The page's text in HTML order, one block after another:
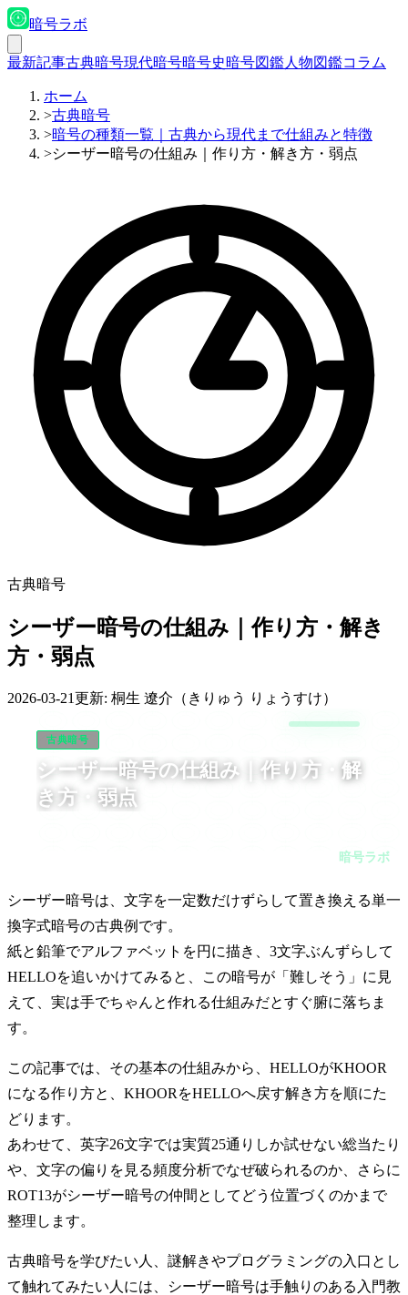
暗号ラボ
最新記事古典暗号現代暗号暗号史暗号図鑑人物図鑑コラム
ホーム
>古典暗号
>暗号の種類一覧｜古典から現代まで仕組みと特徴
>シーザー暗号の仕組み｜作り方・解き方・弱点
古典暗号
シーザー暗号の仕組み｜作り方・解き
方・弱点
2026-03-21更新: 桐生 遼介（きりゅう りょうすけ）
古典暗号
シーザー暗号の仕組み｜作り方・解
き方・弱点
き、3文字ぶんずらしてHELLOを追いかけてみると、この暗号
すぐ腑に落ちます。
暗号ラボ
シーザー暗号は、文字を一定数だけずらして置き換える単一
換字式暗号の古典例です。
紙と鉛筆でアルファベットを円に描き、3文字ぶんずらして
HELLOを追いかけてみると、この暗号が「難しそう」に見
えて、実は手でちゃんと作れる仕組みだとすぐ腑に落ちま
す。
この記事では、その基本の仕組みから、HELLOがKHOOR
になる作り方と、KHOORをHELLOへ戻す解き方を順にた
どります。
あわせて、英字26文字では実質25通りしか試せない総当たり
や、文字の偏りを見る頻度分析でなぜ破られるのか、さらに
ROT13がシーザー暗号の仲間としてどう位置づくのかまで
整理します。
古典暗号を学びたい人、謎解きやプログラミングの入口とし
て触れてみたい人には、シーザー暗号は手触りのある入門教